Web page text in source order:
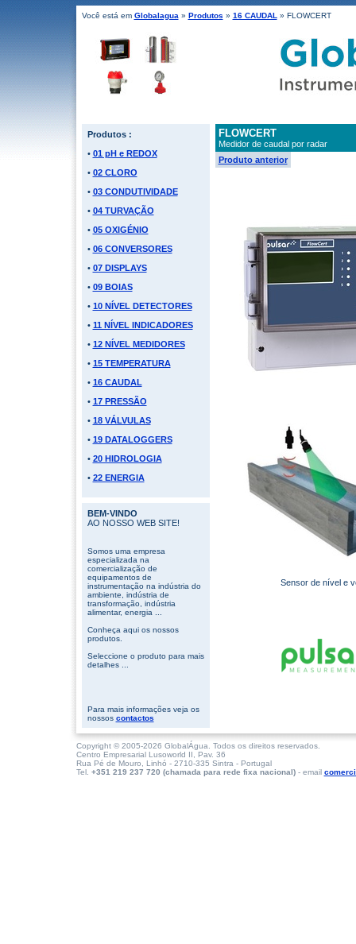
Você está em Globalagua » Produtos » 16 CAUDAL » FLOWCERT
Produtos :
• 01 pH e REDOX
• 02 CLORO
• 03 CONDUTIVIDADE
• 04 TURVAÇÃO
• 05 OXIGÉNIO
• 06 CONVERSORES
• 07 DISPLAYS
• 09 BOIAS
• 10 NÍVEL DETECTORES
• 11 NÍVEL INDICADORES
• 12 NÍVEL MEDIDORES
• 15 TEMPERATURA
• 16 CAUDAL
• 17 PRESSÃO
• 18 VÁLVULAS
• 19 DATALOGGERS
• 20 HIDROLOGIA
• 22 ENERGIA
BEM-VINDO
AO NOSSO WEB SITE!
Somos uma empresa
especializada na
comercialização de
equipamentos de
instrumentação na indústria do
ambiente, indústria de
transformação, indústria
alimentar, energia ...
Conheça aqui os nossos
produtos.
Seleccione o produto para mais
detalhes ...
Para mais informações veja os
nossos contactos
FLOWCERT
Medidor de caudal por radar
Produto anterior
Sensor de nível e
Copyright © 2005-2026 GlobalÁgua. Todos os direitos reservados.
Centro Empresarial Lusoworld II, Pav. 36
Rua Pé de Mouro, Linhó - 2710-335 Sintra - Portugal
Tel. +351 219 237 720 (chamada para rede fixa nacional)- email